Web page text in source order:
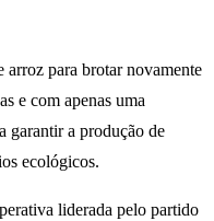
arroz para brotar novamente
e com apenas uma
garantir a produção de
ecológicos.
liderada pelo partido